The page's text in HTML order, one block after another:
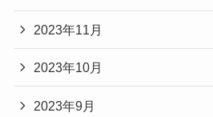
2023年11月
2023年10月
2023年9月